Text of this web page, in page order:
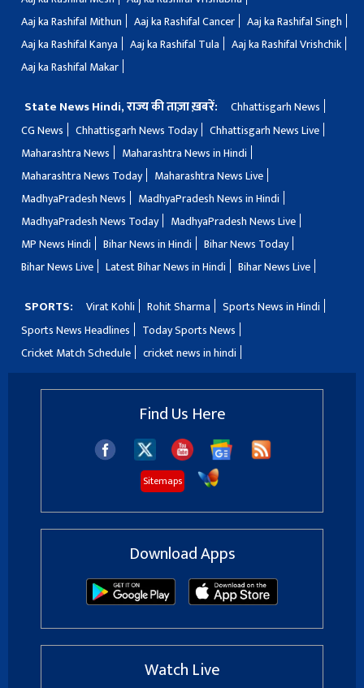
Aaj ka Rashifal Mithun
Aaj ka Rashifal Cancer
Aaj ka Rashifal Singh
Aaj ka Rashifal Kanya
Aaj ka Rashifal Tula
Aaj ka Rashifal Vrishchik
Aaj ka Rashifal Makar
State News Hindi, राज्य की ताज़ा ख़बरें:
Chhattisgarh News
CG News
Chhattisgarh News Today
Chhattisgarh News Live
Maharashtra News
Maharashtra News in Hindi
Maharashtra News Today
Maharashtra News Live
MadhyaPradesh News
MadhyaPradesh News in Hindi
MadhyaPradesh News Today
MadhyaPradesh News Live
MP News Hindi
Bihar News in Hindi
Bihar News Today
Bihar News Live
Latest Bihar News in Hindi Bihar News Live
SPORTS: Virat Kohli Rohit Sharma
Sports News in Hindi
Sports News Headlines
Today Sports News
Cricket Match Schedule
cricket news in hindi
Find Us Here
Sitemaps
Download Apps
Watch Live